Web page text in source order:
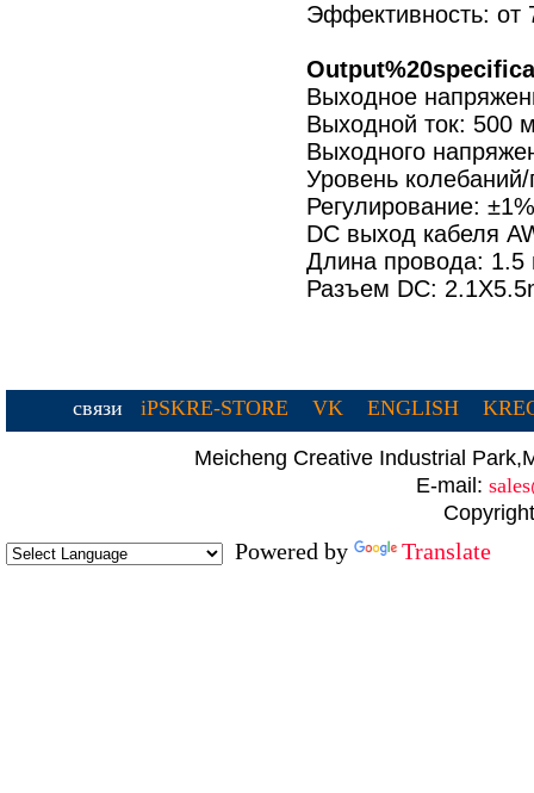
Эффективность: от
Выходное
Выходной ток: 500
Выходного
Уровень
Регулирование:
DC выход кабеля
Длина провода: 1.5
Разъем DC:
связи iPSKRE-STORE VK ENGLISH
Meicheng Creative Industrial
E-mail:
Powered by Translate